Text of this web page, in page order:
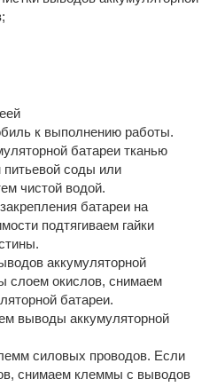
к выполнению работы.
батареи тканью
питьевой соды или
чистой водой.
батареи на
подтягиваем гайки
аккумуляторной
слоем окислов, снимаем
батареи.
выводы аккумуляторной
силовых проводов. Если
снимаем клеммы с выводов